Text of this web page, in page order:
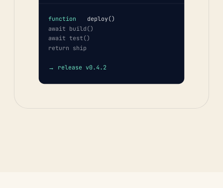
function
deploy()
await build()
await test()
return ship
→ release v0.4.2